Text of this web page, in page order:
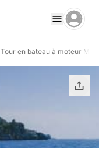
Tour en bateau à moteur